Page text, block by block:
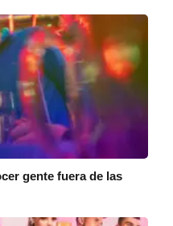
gente fuera de las